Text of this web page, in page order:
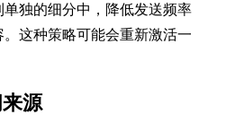
独的细分中，降低发送频率
这种策略可能会重新激活一
源